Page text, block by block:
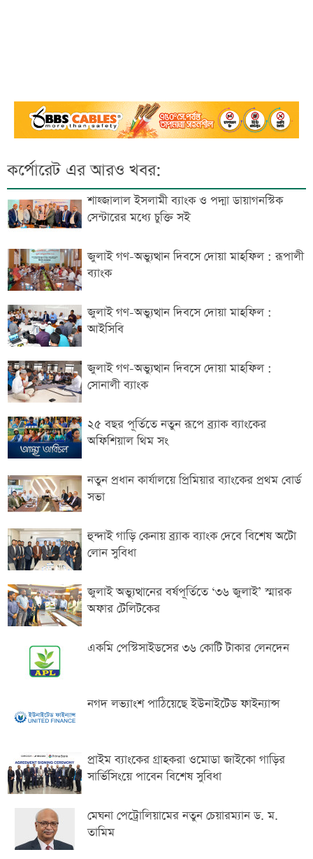
কর্পোরেট এর আরও খবর:
শাহ্জালাল ইসলামী ব্যাংক ও পদ্মা ডায়াগনস্টিক
সেন্টারের মধ্যে চুক্তি সই
জুলাই গণ-অভ্যুত্থান দিবসে দোয়া মাহফিল : রূপালী
ব্যাংক
জুলাই গণ-অভ্যুত্থান দিবসে দোয়া মাহফিল :
আইসিবি
জুলাই গণ-অভ্যুত্থান দিবসে দোয়া মাহফিল :
সোনালী ব্যাংক
২৫ বছর পূর্তিতে নতুন রূপে ব্র্যাক ব্যাংকের
অফিশিয়াল থিম সং
নতুন প্রধান কার্যালয়ে প্রিমিয়ার ব্যাংকের প্রথম বোর্ড
সভা
হুন্দাই গাড়ি কেনায় ব্র্যাক ব্যাংক দেবে বিশেষ অটো
লোন সুবিধা
জুলাই অভ্যুত্থানের বর্ষপূর্তিতে ‘৩৬ জুলাই’ স্মারক
অফার টেলিটকের
একমি পেস্টিসাইডসের ৩৬ কোটি টাকার লেনদেন
নগদ লভ্যাংশ পাঠিয়েছে ইউনাইটেড ফাইন্যান্স
প্রাইম ব্যাংকের গ্রাহকরা ওমোডা জাইকো গাড়ির
সার্ভিসিংয়ে পাবেন বিশেষ সুবিধা
মেঘনা পেট্রোলিয়ামের নতুন চেয়ারম্যান ড. ম.
তামিম